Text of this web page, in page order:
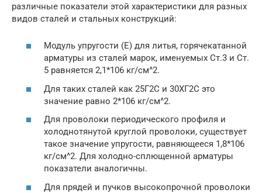
различные показатели этой характеристики для разных
видов сталей и стальных конструкций:
Модуль упругости (Е) для литья, горячекатанной
арматуры из сталей марок, именуемых Ст.3 и Ст.
5 равняется 2,1*106 кг/см^2.
Для таких сталей как 25Г2С и 30ХГ2С это
значение равно 2*106 кг/см^2.
Для проволоки периодического профиля и
холоднотянутой круглой проволоки, существует
такое значение упругости, равняющееся 1,8*106
кг/см^2. Для холодно-сплющенной арматуры
показатели аналогичны.
Для прядей и пучков высокопрочной проволоки